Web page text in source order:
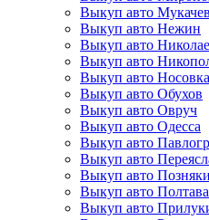
Выкуп авто
Выкуп авто Нежин
Выкуп авто
Выкуп авто
Выкуп авто Носовка
Выкуп авто Обухов
Выкуп авто Овруч
Выкуп авто Одесса
Выкуп авто
Выкуп авто
Выкуп авто Позняки
Выкуп авто Полтава
Выкуп авто